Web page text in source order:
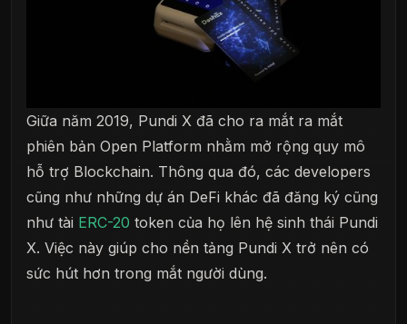
Giữa năm 2019, Pundi X đã cho ra mắt ra mắt
phiên bản Open Platform nhằm mở rộng quy mô
hỗ trợ Blockchain. Thông qua đó, các developers
cũng như những dự án DeFi khác đã đăng ký cũng
như tài ERC-20 token của họ lên hệ sinh thái Pundi
X. Việc này giúp cho nền tảng Pundi X trở nên có
sức hút hơn trong mắt người dùng.